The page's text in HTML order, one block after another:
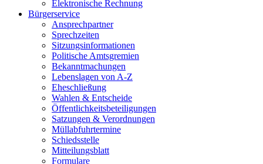
Elektronische Rechnung
Bürgerservice
Ansprechpartner
Sprechzeiten
Sitzungsinformationen
Politische Amtsgremien
Bekanntmachungen
Lebenslagen von A-Z
Eheschließung
Wahlen & Entscheide
Öffentlichkeitsbeteiligungen
Satzungen & Verordnungen
Müllabfuhrtermine
Schiedsstelle
Mitteilungsblatt
Formulare